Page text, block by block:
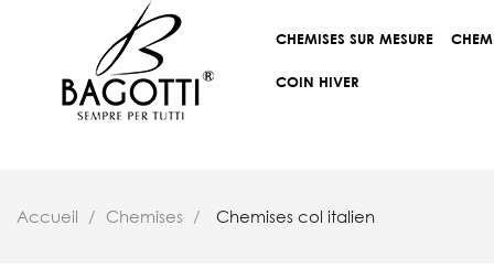
CHEMISES SUR MESURE
COIN HIVER
Accueil Chemises Chemises col italien